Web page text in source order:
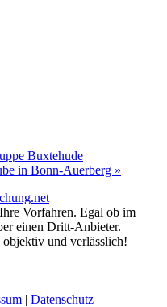
Buxtehude
in Bonn-Auerberg »
Vorfahren. Egal ob im
einen Dritt-Anbieter.
und verlässlich!
| Datenschutz